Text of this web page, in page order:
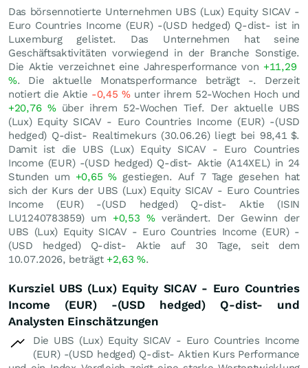
Das börsennotierte Unternehmen UBS (Lux) Equity SICAV -
Euro Countries Income (EUR) -(USD hedged) Q-dist- ist in
Luxemburg gelistet. Das Unternehmen hat seine
Geschäftsaktivitäten vorwiegend in der Branche Sonstige.
Die Aktie verzeichnet eine Jahresperformance von +11,29
%. Die aktuelle Monatsperformance beträgt -. Derzeit
notiert die Aktie -0,45 %unter ihrem 52-Wochen Hoch und
+20,76 %über ihrem 52-Wochen Tief. Der aktuelle UBS
(Lux) Equity SICAV - Euro Countries Income (EUR) -(USD
hedged) Q-dist- Realtimekurs (30.06.26) liegt bei 98,41 $.
Damit ist die UBS (Lux) Equity SICAV - Euro Countries
Income (EUR) -(USD hedged) Q-dist- Aktie (A14XEL) in 24
Stunden um +0,65% gestiegen. Auf 7 Tage gesehen hat
sich der Kurs der UBS (Lux) Equity SICAV - Euro Countries
Income (EUR) -(USD hedged) Q-dist- Aktie (ISIN
LU1240783859) um +0,53 %verändert. Der Gewinn der
UBS (Lux) Equity SICAV - Euro Countries Income (EUR) -
(USD hedged) Q-dist- Aktie auf 30 Tage, seit dem
10.07.2026, beträgt +2,63%.
Kursziel UBS (Lux) Equity SICAV - Euro Countries
Income (EUR) -(USD hedged) Q-dist- und
Analysten Einschätzungen
Die UBS (Lux) Equity SICAV - Euro Countries Income
(EUR) -(USD hedged) Q-dist- Aktien Kurs Performance